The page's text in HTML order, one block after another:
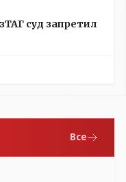
суд запретил
Все